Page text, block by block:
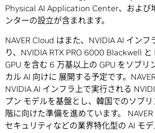
Physical AI Application Center、および
ンターの設立が含まれます。
NAVER Cloud はまた、NVIDIA AI インフ
り、NVIDIA RTX PRO 6000 Blackwell
GPU を含む 6 万基以上の GPU をソブリ
カル AI 向けに 展開する予定です。
NVIDIA AI インフラ上で実行される
プン モデルを基盤とし、韓国でのソブ
階に向けた準備を進めています。
セキュリティなどの業界特化型の AI モ